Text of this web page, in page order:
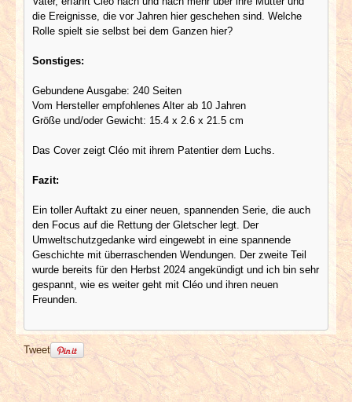
die Ereignisse, die vor Jahren hier geschehen sind. Welche
Rolle spielt sie selbst bei dem Ganzen hier?
Sonstiges:
Gebundene Ausgabe: 240 Seiten
Vom Hersteller empfohlenes Alter ab 10 Jahren
Größe und/oder Gewicht: 15.4 x 2.6 x 21.5 cm
Das Cover zeigt Cléo mit ihrem Patentier dem Luchs.
Fazit:
Ein toller Auftakt zu einer neuen, spannenden Serie, die auch
den Focus auf die Rettung der Gletscher legt. Der
Umweltschutzgedanke wird eingewebt in eine spannende
Geschichte mit überraschenden Wendungen. Der zweite Teil
wurde bereits für den Herbst 2024 angekündigt und ich bin sehr
gespannt, wie es weiter geht mit Cléo und ihren neuen
Freunden.
Tweet